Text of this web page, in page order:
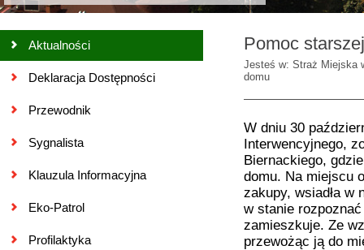
Aktualności
Deklaracja Dostępności
Przewodnik
Sygnalista
Klauzula Informacyjna
Eko-Patrol
Profilaktyka
Pomoc
Jesteś w: Straż Miejska
domu
W dniu 30
Interwencyjnego,
Biernackiego,
domu. Na miejscu
zakupy, wsiadła w
w stanie
zamieszkuje. Ze
przewożąc ją do